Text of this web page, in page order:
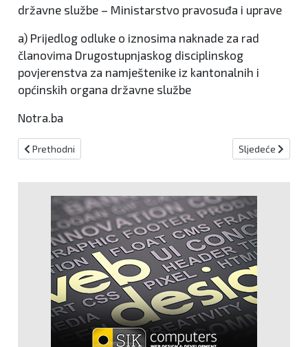
državne službe – Ministarstvo pravosuđa i uprave
a) Prijedlog odluke o iznosima naknade za rad
članovima Drugostupnjaskog disciplinskog
povjerenstva za namještenike iz kantonalnih i
općinskih organa državne službe
Notra.ba
Prethodni članak: Mladež HDZ-a kroz europske inicijative otvara
Prethodni Sljedeći
Sljedeće